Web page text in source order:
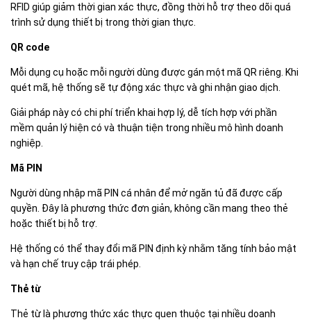
RFID giúp giảm thời gian xác thực, đồng thời hỗ trợ theo dõi quá
trình sử dụng thiết bị trong thời gian thực.
QR code
Mỗi dụng cụ hoặc mỗi người dùng được gán một mã QR riêng. Khi
quét mã, hệ thống sẽ tự động xác thực và ghi nhận giao dịch.
Giải pháp này có chi phí triển khai hợp lý, dễ tích hợp với phần
mềm quản lý hiện có và thuận tiện trong nhiều mô hình doanh
nghiệp.
Mã PIN
Người dùng nhập mã PIN cá nhân để mở ngăn tủ đã được cấp
quyền. Đây là phương thức đơn giản, không cần mang theo thẻ
hoặc thiết bị hỗ trợ.
Hệ thống có thể thay đổi mã PIN định kỳ nhằm tăng tính bảo mật
và hạn chế truy cập trái phép.
Thẻ từ
Thẻ từ là phương thức xác thực quen thuộc tại nhiều doanh